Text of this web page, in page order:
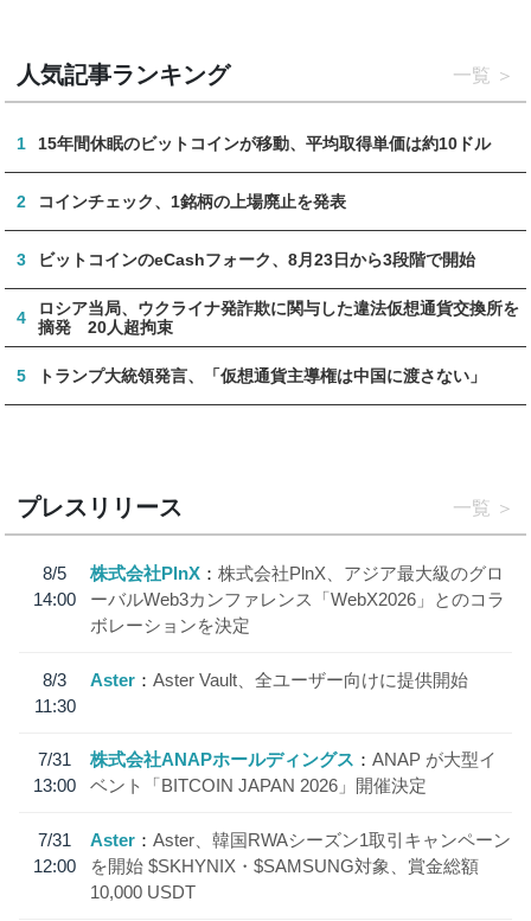
人気記事ランキング 一覧
1 15年間休眠のビットコインが移動、平均取得単価は約10ドル
2 コインチェック、1銘柄の上場廃止を発表
3 ビットコインのeCashフォーク、8月23日から3段階で開始
4
ロシア当局、ウクライナ発詐欺に関与した違法仮想通貨交換所を
摘発 20人超拘束
5 トランプ大統領発言、「仮想通貨主導権は中国に渡さない」
プレスリリース 一覧
8/5
14:00
株式会社PlnX
株式会社PlnX、アジア最大級のグロ
ーバルWeb3カンファレンス「WebX2026」とのコラ
ボレーションを決定
8/3
11:30
Aster Aster Vault、全ユーザー向けに提供開始
7/31
13:00
株式会社ANAPホールディングス
ANAP が大型イ
ベント「BITCOIN JAPAN 2026」開催決定
7/31
12:00
Aster
Aster、韓国RWAシーズン1取引キャンペーン
を開始 $SKHYNIX・$SAMSUNG対象、賞金総額
10,000 USDT